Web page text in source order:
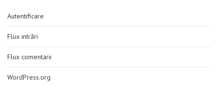
Autentificare
Flux intrări
Flux comentarii
WordPress.org